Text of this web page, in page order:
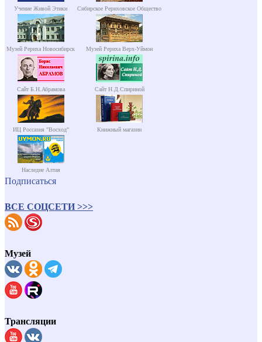
Учение Живой Этики Сибирское Рериховское Общество
Музей Рериха Новосибирск Музей Рериха Верх-Уймон
Сайт Б.Н.Абрамова Сайт Н.Д.Спириной
ИЦ Россазия "Восход" Книжный магазин
Наследие Алтая
Подписаться
ВСЕ СОЦСЕТИ >>>
Музей
Трансляции